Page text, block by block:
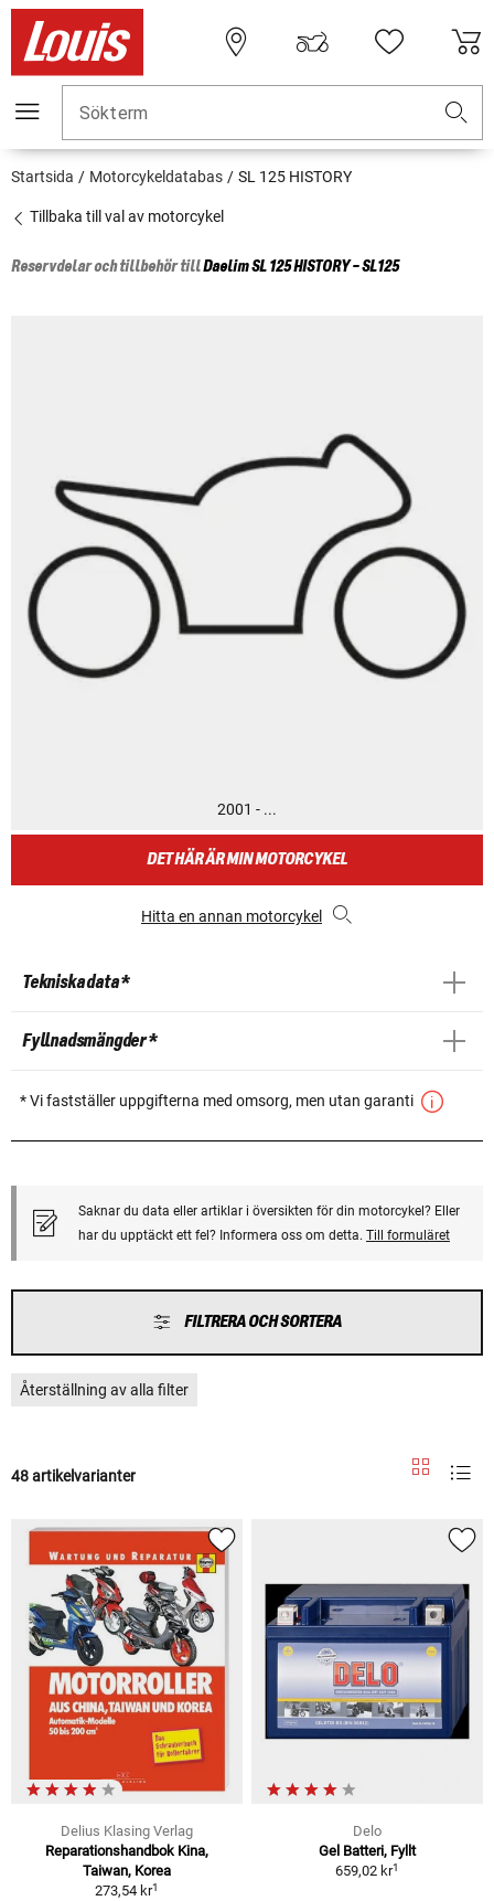
Sökterm
Startsida Motorcykeldatabas SL 125 HISTORY
Tillbaka till val av motorcykel
Reservdelar och tillbehör tillDaelimSL 125 HISTORY - SL125
2001 - ...
DET HÄR ÄR MIN MOTORCYKEL
Hitta en annan motorcykel
Tekniska data *
Fyllnadsmängder *
* Vi fastställer uppgifterna med omsorg, men utan garanti
Saknar du data eller artiklar i översikten för din motorcykel? Eller
har du upptäckt ett fel? Informera oss om detta. Till formuläret
FILTRERA OCH SORTERA
Återställning av alla filter
48 artikelvarianter
Delius Klasing Verlag
Reparationshandbok Kina,
Taiwan, Korea
273,54 kr1
Delo
Gel Batteri, Fyllt
659,02 kr1